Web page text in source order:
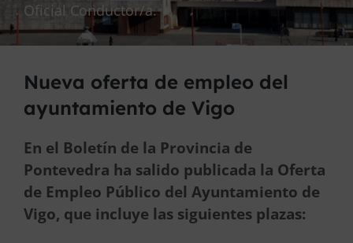
Oficial Conductor/a.
Nueva oferta de empleo del
ayuntamiento de Vigo
En el Boletín de la Provincia de
Pontevedra ha salido publicada la Oferta
de Empleo Público del Ayuntamiento de
Vigo, que incluye las siguientes plazas: